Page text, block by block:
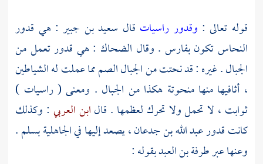
قوله تعالى : وقدور راسيات قال سعيد بن جبير : هي قدور
النحاس تكونبفارس . وقال الضحاك : هي قدور تعمل من
الجبال . غيره : قد نحتت من الجبال الصم مما عملت له الشياطين
، أثافيها منها منحوتة هكذا من الجبال . ومعنى ( راسيات )
ثوابت ، لا تحمل ولا تحرك لعظمها . قالابن العربي : وكذلك
كانت قدورعبد الله بن جدعان، يصعد إليها في الجاهلية بسلم .
وعنها عبرطرفة بن العبدبقوله :